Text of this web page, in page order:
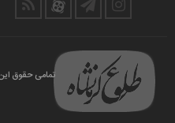
تمامی حقوق